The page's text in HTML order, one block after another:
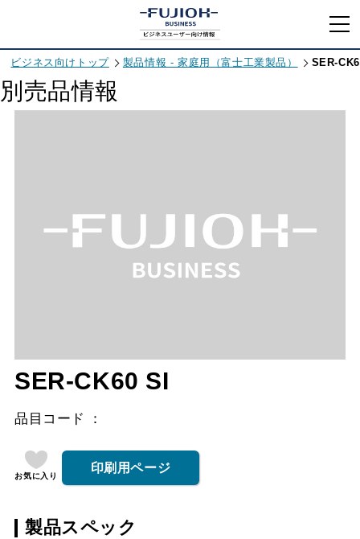
ビジネス向けトップ 製品情報 - 家庭用（富士工業製品） SER-
別売品情報
SER-CK60 SI
品目コード
お気に入り
印刷用ページ
製品スペック